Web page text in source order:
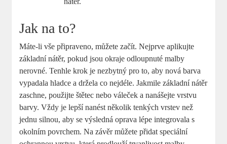
Jak na to?
Máte-li vše připraveno, můžete začít. Nejprve aplikujte
základní nátěr, pokud jsou okraje odloupnuté malby
nerovné. Tenhle krok je nezbytný pro to, aby nová barva
vypadala hladce a držela co nejdéle. Jakmile základní nátěr
zaschne, použijte štětec nebo váleček a nanášejte vrstvu
barvy. Vždy je lepší nanést několik tenkých vrstev než
jednu silnou, aby se výsledná oprava lépe integrovala s
okolním povrchem. Na závěr můžete přidat speciální